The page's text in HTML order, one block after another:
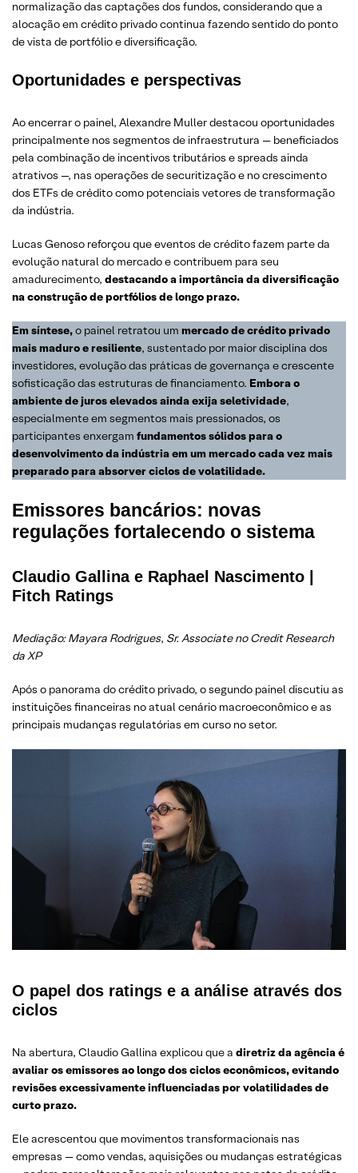
normalização das captações dos fundos, considerando que a
alocação em crédito privado continua fazendo sentido do ponto
de vista de portfólio e diversificação.
Oportunidades e perspectivas
Ao encerrar o painel, Alexandre Muller destacou oportunidades
principalmente nos segmentos de infraestrutura — beneficiados
pela combinação de incentivos tributários e spreads ainda
atrativos —, nas operações de securitização e no crescimento
dos ETFs de crédito como potenciais vetores de transformação
da indústria.
Lucas Genoso reforçou que eventos de crédito fazem parte da
evolução natural do mercado e contribuem para seu
amadurecimento, destacando a importância da diversificação
na construção de portfólios de longo prazo.
Em síntese,o painel retratou um mercado de crédito privado
mais maduro e resiliente, sustentado por maior disciplina dos
investidores, evolução das práticas de governança e crescente
sofisticação das estruturas de financiamento. Embora o
ambiente de juros elevados ainda exija seletividade,
especialmente em segmentos mais pressionados, os
participantes enxergam fundamentos sólidos para o
desenvolvimento da indústria em um mercado cada vez mais
preparado para absorver ciclos de volatilidade.
Emissores bancários: novas
regulações fortalecendo o sistema
Claudio Gallina e Raphael Nascimento |
Fitch Ratings
Mediação: Mayara Rodrigues, Sr. Associate no Credit Research
da XP
Após o panorama do crédito privado, o segundo painel discutiu as
instituições financeiras no atual cenário macroeconômico e as
principais mudanças regulatórias em curso no setor.
O papel dos ratings e a análise através dos
ciclos
Na abertura, Claudio Gallina explicou que a diretriz da agência é
avaliar os emissores ao longo dos ciclos econômicos, evitando
revisões excessivamente influenciadas por volatilidades de
curto prazo.
Ele acrescentou que movimentos transformacionais nas
empresas — como vendas, aquisições ou mudanças estratégicas